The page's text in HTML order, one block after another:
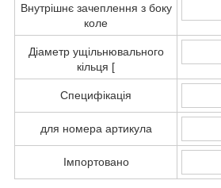
Внутрішнє зачеплення з боку
коле
Діаметр ущільнювального
кільця [
Специфікація
для номера артикула
Імпортовано